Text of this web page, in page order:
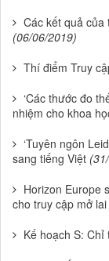
Các kết quả của
(06/06/2019)
Thí điểm Truy
‘Các thước đo
nhiệm cho khoa
‘Tuyên ngôn
sang tiếng Việt
Horizon Europe
cho truy cập mở lai
Kế hoạch S: Chỉ